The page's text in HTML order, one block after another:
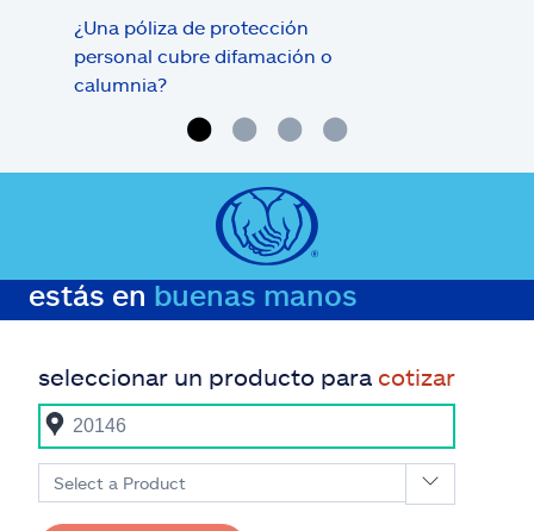
¿Una póliza de protección
personal cubre difamación o
calumnia?
estás en buenas manos
seleccionar un producto para cotizar
Select a Product